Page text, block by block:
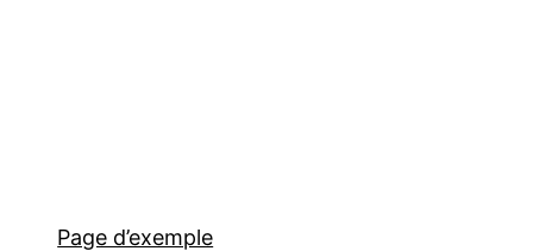
Page d’exemple